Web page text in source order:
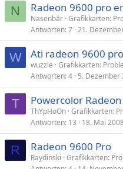
N Radeon 9600 pro
Nasenbär Grafikkarten:
Antworten 7 21.
W Ati radeon 9600
wuzzle Grafikkarten:
Antworten 4 5. Dezember
T Powercolor
ThYpHoOn Grafikkarten:
Antworten 13 18. Mai
R Radeon 9600 Pro
Raydinski Grafikkarten: